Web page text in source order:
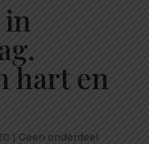
hart en
| Geen onderdeel